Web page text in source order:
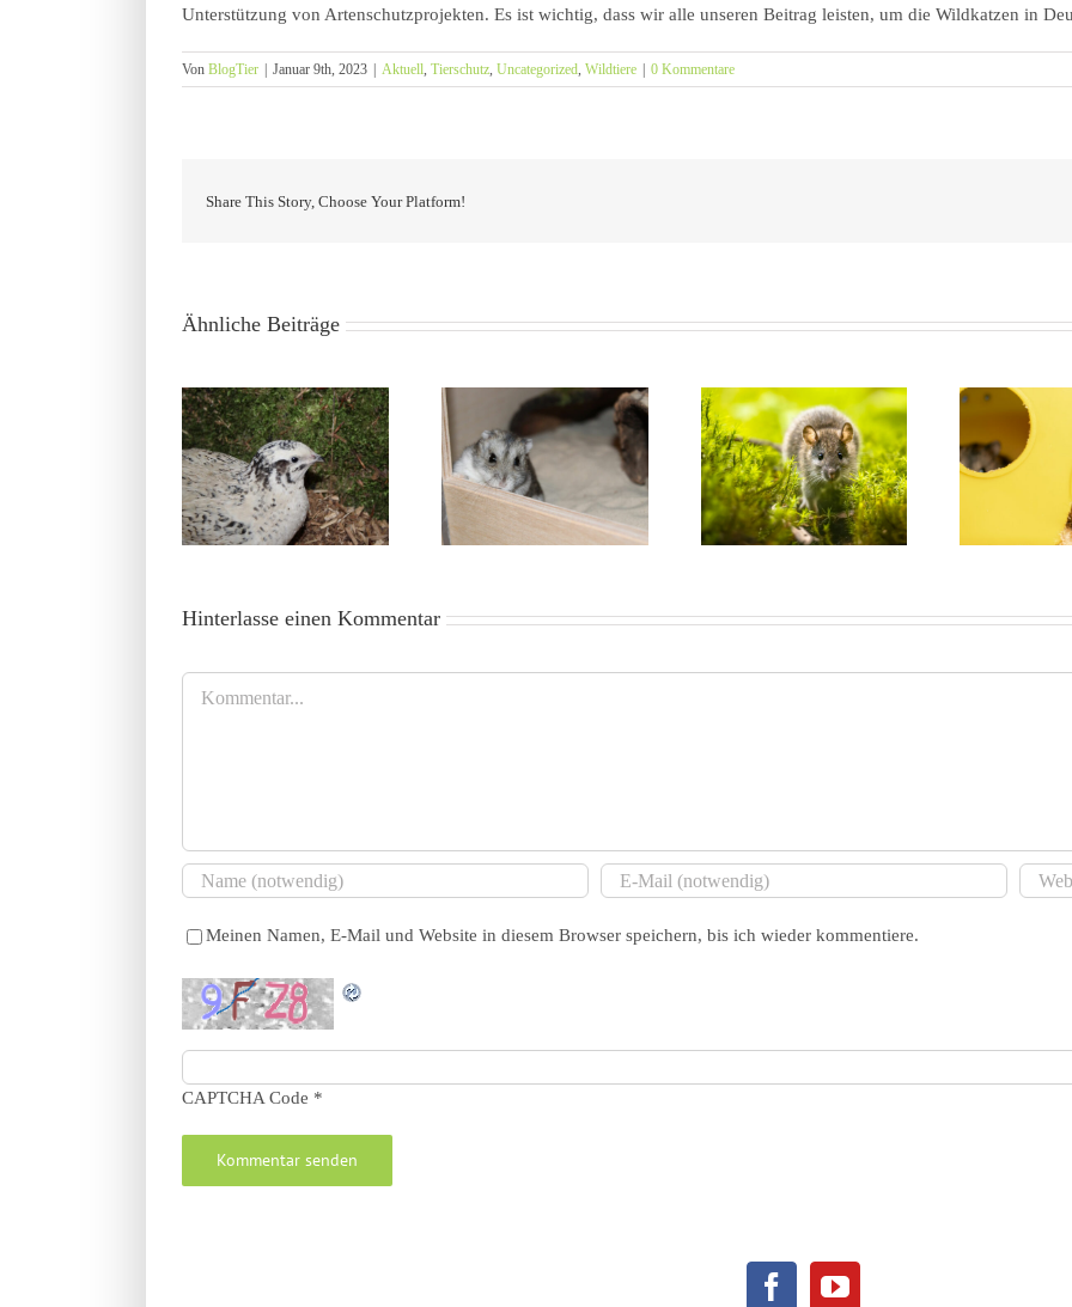
Unterstützung von Artenschutzprojekten. Es ist wichtig, dass wir alle unseren Beitrag leisten, um die Wildkatzen in
Von BlogTier Januar 9th, 2023 Aktuell, Tierschutz, Uncategorized, Wildtiere 0 Kommentare
Share This Story, Choose Your Platform!
Ähnliche Beiträge
Tierheim-Hamster in Not
Die Ratte als
Krankheitsüberträger:
Das HanterVirus
Roborowski-
Zwerghamster –
Phodopus roborovskii
–
Hinterlasse einen Kommentar
Meinen Namen, E-Mail und Website in diesem Browser speichern, bis ich wieder kommentiere.
CAPTCHA Code *